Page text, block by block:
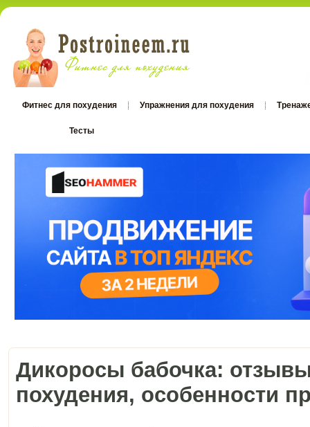
Фитнес для похудения Упражнения для похудения
Тесты
Дикоросы бабочка:
похудения, особенности